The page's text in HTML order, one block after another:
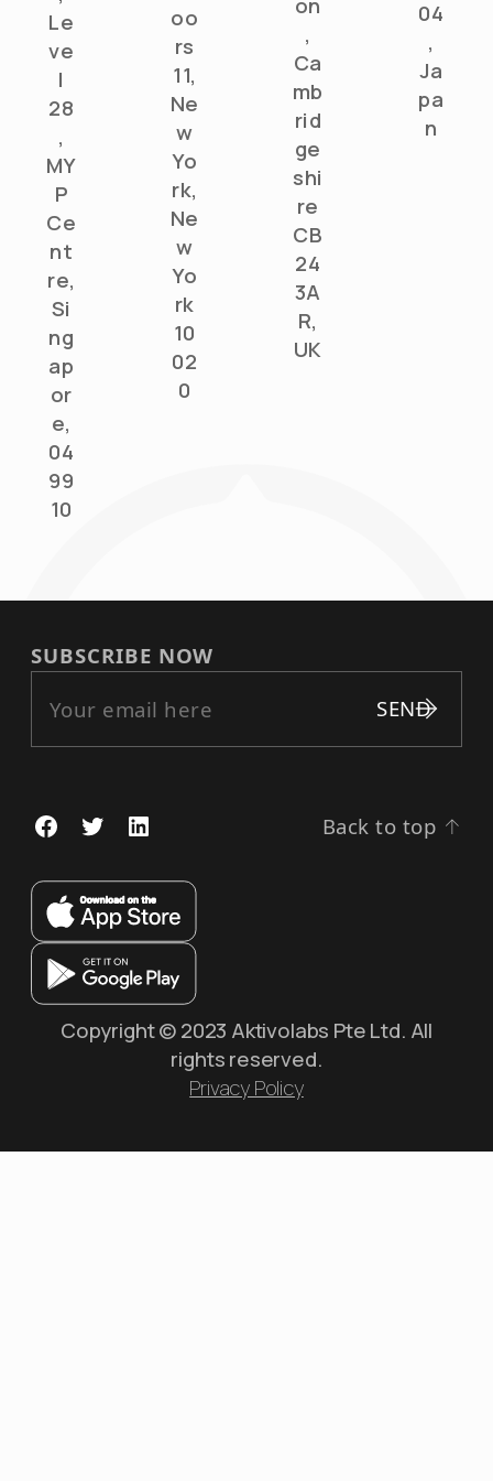
Le
ve
l
28
,
MY
P
Ce
nt
re,
Si
ng
ap
or
e,
04
99
10
oo
rs
11,
Ne
w
Yo
rk,
Ne
w
Yo
rk
10
02
0
on
,
Ca
mb
rid
ge
shi
re
CB
24
3A
R,
UK
04
,
Ja
pa
n
SUBSCRIBE NOW
Copyright © 2023 Aktivolabs Pte Ltd. All
rights reserved.
Privacy Policy
Back to top ↑